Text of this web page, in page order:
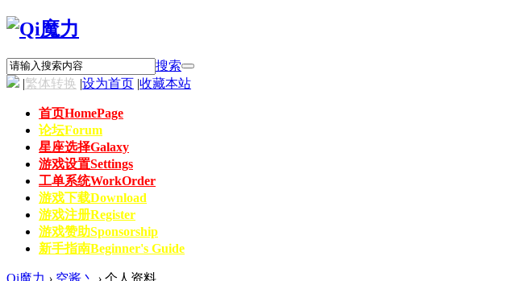
搜索
|繁体转换 |设为首页 |收藏本站
首页HomePage
论坛Forum
星座选择Galaxy
游戏设置Settings
工单系统WorkOrder
游戏下载Download
游戏注册Register
游戏赞助Sponsorship
新手指南Beginner's Guide
Qi魔力 › 空酱丶 › 个人资料